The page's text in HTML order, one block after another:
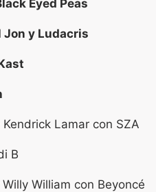
Eyed Peas
Jon y Ludacris
Kendrick Lamar con SZA
B
William con Beyoncé